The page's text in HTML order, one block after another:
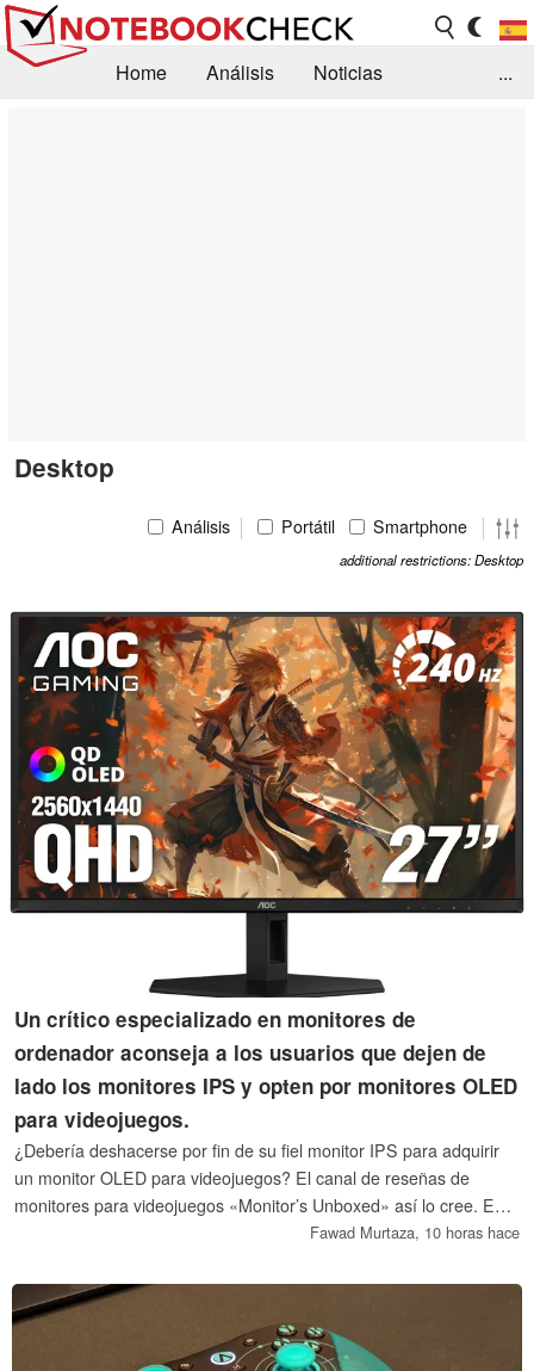
Home Análisis
Noticias
...
Desktop
Análisis Portátil Smartphone
additional restrictions: Desktop
Un crítico especializado en monitores de
ordenador aconseja a los usuarios que dejen de
lado los monitores IPS y opten por monitores OLED
para videojuegos.
¿Debería deshacerse por fin de su fiel monitor IPS para adquirir
un monitor OLED para videojuegos? El canal de reseñas de
monitores para videojuegos «Monitor’s Unboxed» así lo cree. Este
medio considera que, debido a la bajada de precios y a su amplia
monitores OLED.
Fawad Murtaza, 10 horas hace